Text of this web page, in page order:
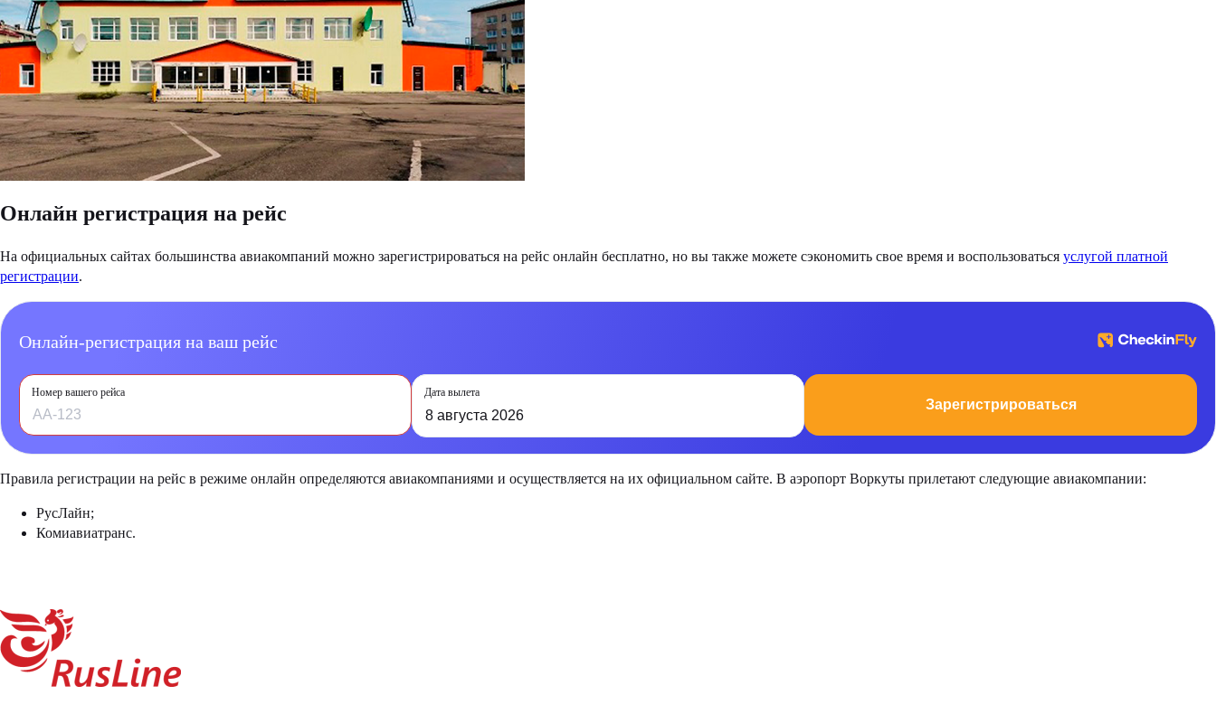
Онлайн регистрация на рейс
На официальных сайтах большинства авиакомпаний можно зарегистрироваться на рейс онлайн бесплатно, но вы также можете сэкономить свое время и воспользоваться услугой платной
регистрации.
Онлайн-регистрация на ваш рейс
Номер вашего рейса
Зарегистрироваться
Дата вылета
8 августа 2026
Правила регистрации на рейс в режиме онлайн определяются авиакомпаниями и осуществляется на их официальном сайте. В аэропорт Воркуты прилетают следующие авиакомпании:
РусЛайн;
Комиавиатранс.